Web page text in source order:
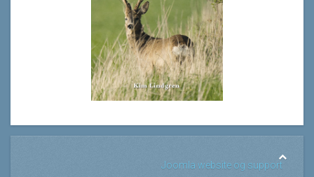
Joomla website og support